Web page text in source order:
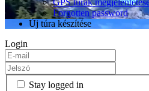
Forgotten password
Új túra készítése
Login
Stay logged in